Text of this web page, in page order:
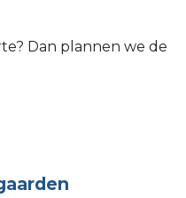
Dan plannen we de